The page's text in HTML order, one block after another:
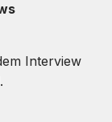
Interview